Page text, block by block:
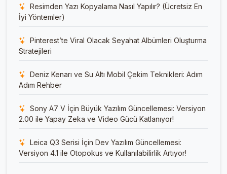
Resimden Yazı Kopyalama Nasıl Yapılır? (Ücretsiz En
İyi Yöntemler)
Pinterest’te Viral Olacak Seyahat Albümleri Oluşturma
Stratejileri
Deniz Kenarı ve Su Altı Mobil Çekim Teknikleri: Adım
Adım Rehber
Sony A7 V İçin Büyük Yazılım Güncellemesi: Versiyon
2.00 ile Yapay Zeka ve Video Gücü Katlanıyor!
Leica Q3 Serisi İçin Dev Yazılım Güncellemesi:
Versiyon 4.1 ile Otopokus ve Kullanılabilirlik Artıyor!